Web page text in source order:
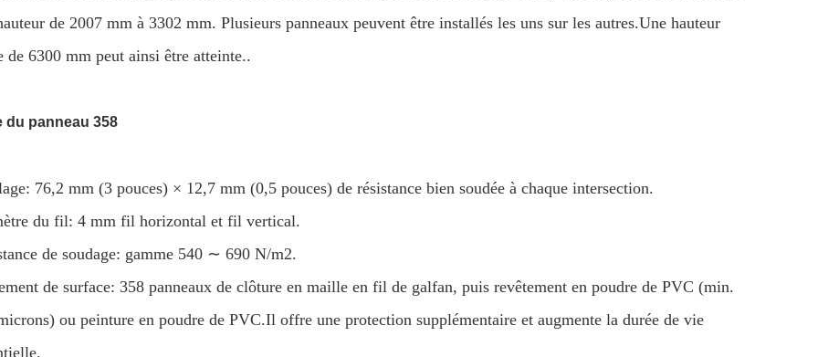
de 2007 mm à 3302 mm. Plusieurs panneaux peuvent être installés les uns sur les autres.Une hauteur
de 6300 mm peut ainsi être atteinte..
du panneau 358
76,2 mm (3 pouces) × 12,7 mm (0,5 pouces) de résistance bien soudée à chaque intersection.
du fil: 4 mm fil horizontal et fil vertical.
de soudage: gamme 540 ∼ 690 N/m2.
de surface: 358 panneaux de clôture en maille en fil de galfan, puis revêtement en poudre de PVC (min.
ou peinture en poudre de PVC.Il offre une protection supplémentaire et augmente la durée de vie